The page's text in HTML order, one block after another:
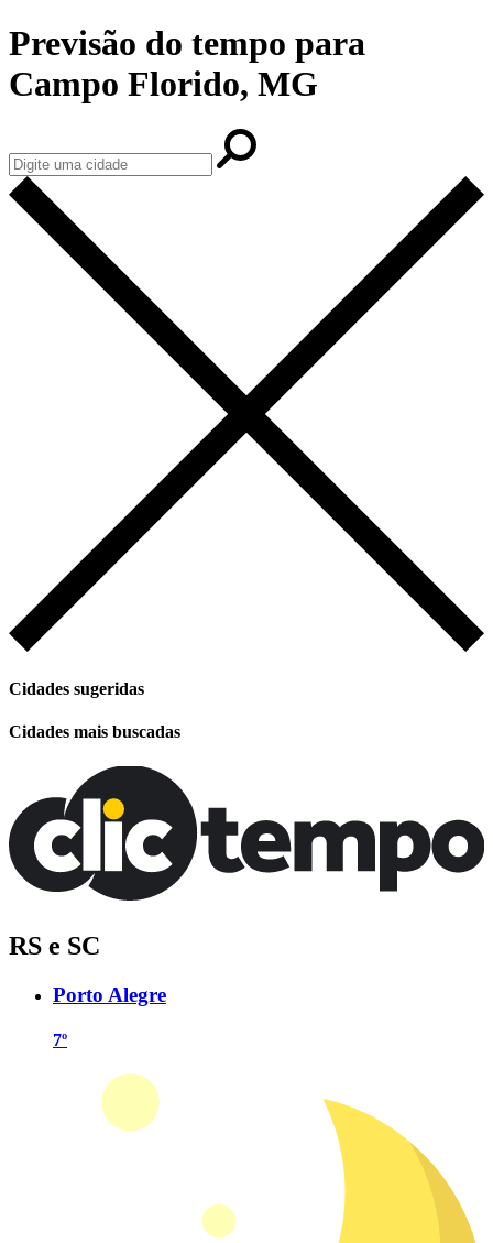
Previsão do tempo para
Campo Florido, MG
Cidades sugeridas
Cidades mais buscadas
RS e SC
Porto Alegre
7º